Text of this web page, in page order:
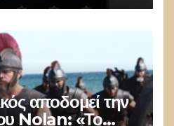
αποδομεί την
Nolan: «Το